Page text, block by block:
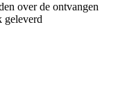
over de ontvangen
geleverd